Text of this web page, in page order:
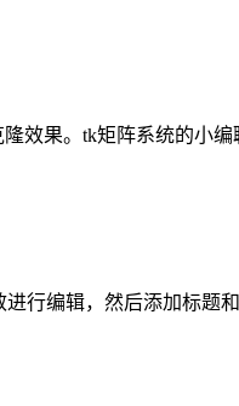
效果。tk矩阵系统的小
进行编辑，然后添加标题